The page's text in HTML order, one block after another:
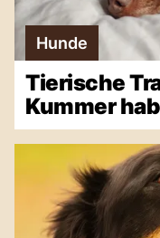
Hunde
Tierische
Kummer